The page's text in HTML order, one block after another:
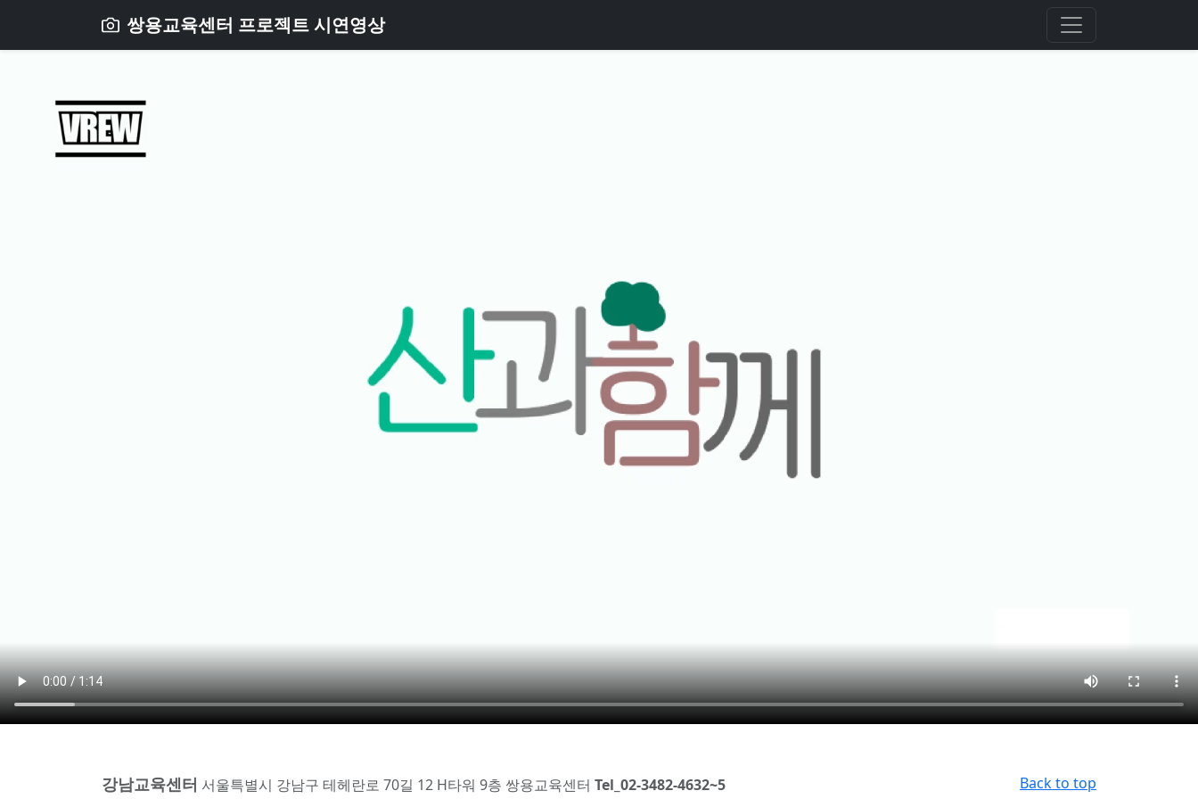
쌍용교육센터 프로젝트 시연영상
Back to top
강남교육센터 서울특별시 강남구 테헤란로 70길 12 H타워 9층 쌍용교육센터 Tel_02-3482-4632~5